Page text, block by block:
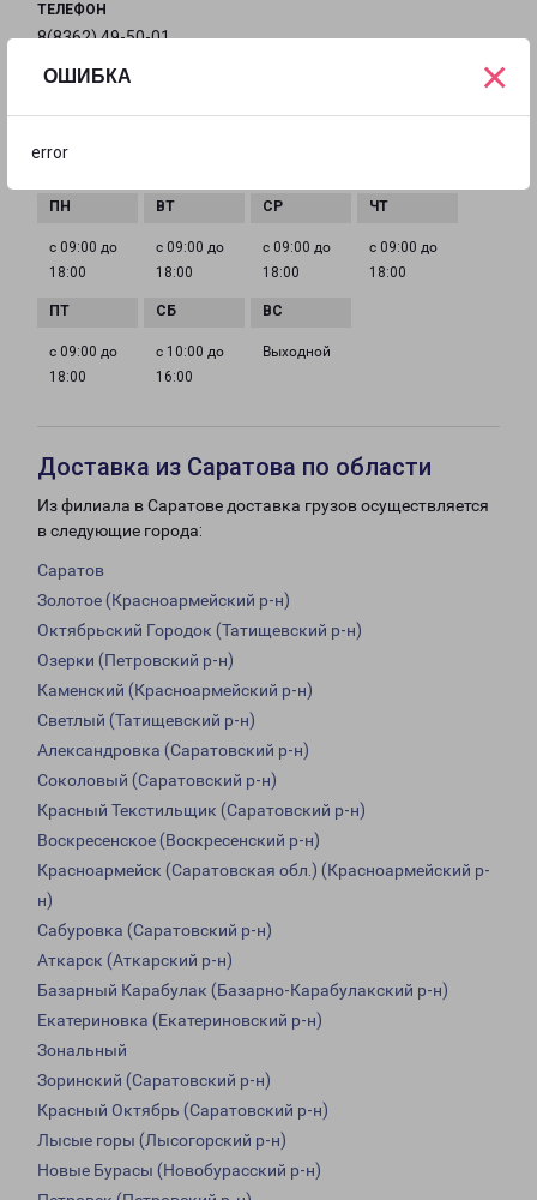
ОШИБКА
error
×
ТЕЛЕФОН
8(8362) 49-50-01
io@pecom.ru
с 09:00 до
18:00
с 09:00 до
18:00
с 09:00 до
18:00
с 09:00 до
18:00
с 09:00 до
18:00
с 10:00 до
16:00
Выходной
Доставка из Саратова по области
Из филиала в Саратове доставка грузов осуществляется
в следующие города:
Саратов
Золотое (Красноармейский р-н)
Октябрьский Городок (Татищевский р-н)
Озерки (Петровский р-н)
Каменский (Красноармейский р-н)
Светлый (Татищевский р-н)
Александровка (Саратовский р-н)
Соколовый (Саратовский р-н)
Красный Текстильщик (Саратовский р-н)
Воскресенское (Воскресенский р-н)
Красноармейск (Саратовская обл.) (Красноармейский р-
н)
Сабуровка (Саратовский р-н)
Аткарск (Аткарский р-н)
Базарный Карабулак (Базарно-Карабулакский р-н)
Екатериновка (Екатериновский р-н)
Зональный
Зоринский (Саратовский р-н)
Красный Октябрь (Саратовский р-н)
Лысые горы (Лысогорский р-н)
Новые Бурасы (Новобурасский р-н)